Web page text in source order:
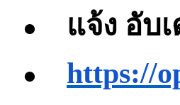
● แจ้ง อับ
● https://